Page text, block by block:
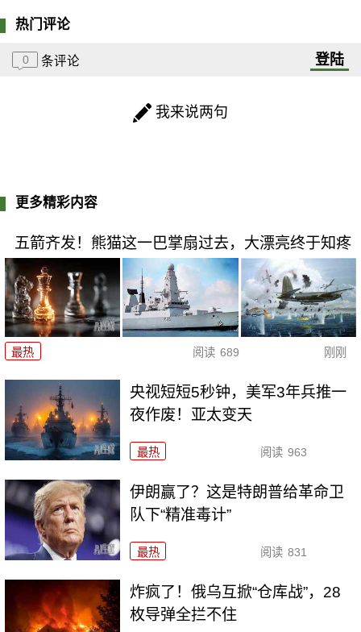
热门评论
0 条评论 登陆
我来说两句
更多精彩内容
五箭齐发！熊猫这一巴掌扇过去，大漂亮终于知疼
最热 阅读 689 刚刚
央视短短5秒钟，美军3年兵推一
夜作废！亚太变天
最热 阅读 963
伊朗赢了？这是特朗普给革命卫
队下“精准毒计”
最热 阅读 831
炸疯了！俄乌互掀“仓库战”，28
枚导弹全拦不住